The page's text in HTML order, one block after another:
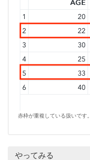
赤枠が重複している扱いです。
やってみる